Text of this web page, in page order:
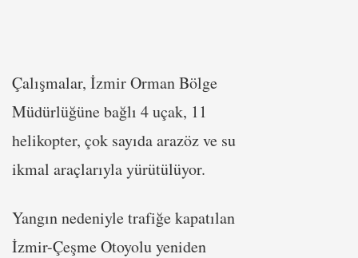
Çalışmalar, İzmir Orman Bölge
Müdürlüğüne bağlı 4 uçak, 11
helikopter, çok sayıda arazöz ve su
ikmal araçlarıyla yürütülüyor.
Yangın nedeniyle trafiğe kapatılan
İzmir-Çeşme Otoyolu yeniden